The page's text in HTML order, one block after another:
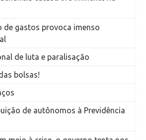
de gastos provoca imenso
de luta e paralisação
bolsas!
de autônomos à Previdência